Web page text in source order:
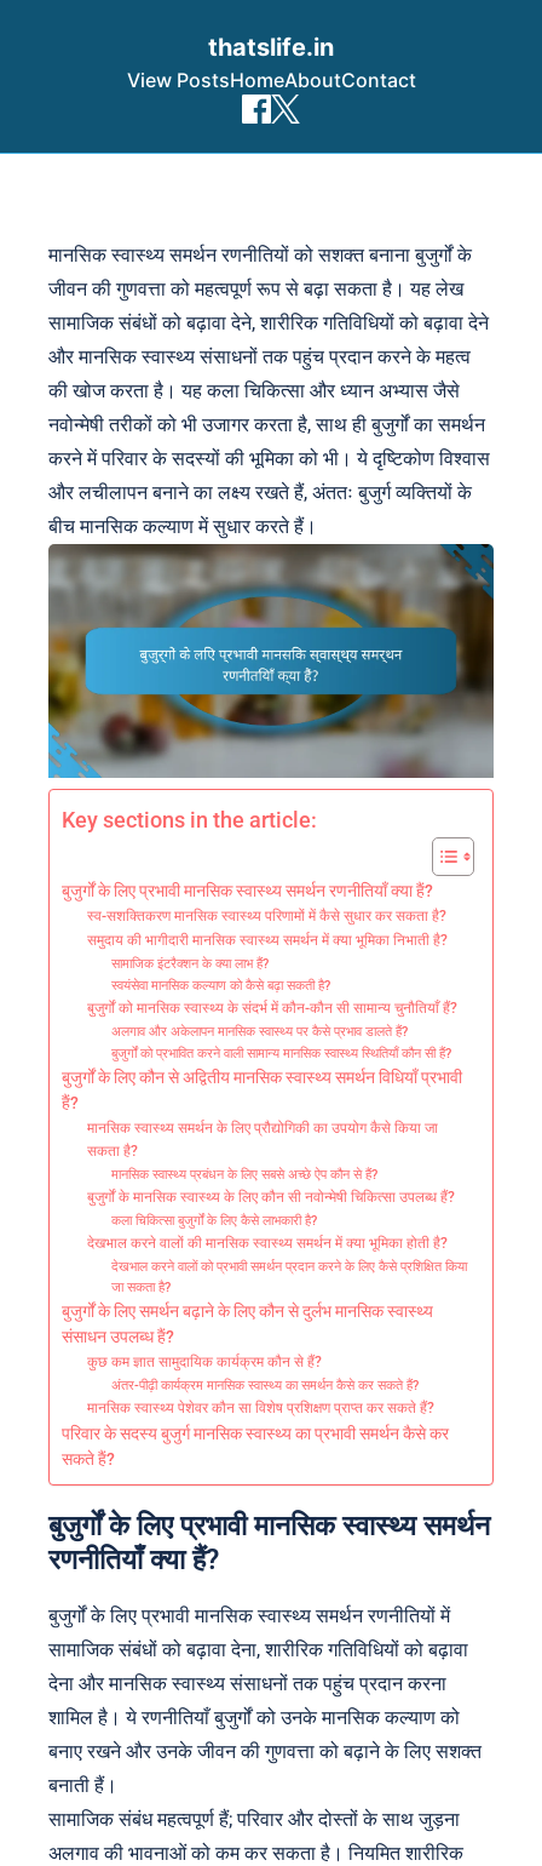
thatslife.in
View PostsHomeAboutContact
मानसिक स्वास्थ्य समर्थन रणनीतियों को सशक्त बनाना बुजुर्गों के
जीवन की गुणवत्ता को महत्वपूर्ण रूप से बढ़ा सकता है। यह लेख
सामाजिक संबंधों को बढ़ावा देने, शारीरिक गतिविधियों को बढ़ावा देने
और मानसिक स्वास्थ्य संसाधनों तक पहुंच प्रदान करने के महत्व
की खोज करता है। यह कला चिकित्सा और ध्यान अभ्यास जैसे
नवोन्मेषी तरीकों को भी उजागर करता है, साथ ही बुजुर्गों का समर्थन
करने में परिवार के सदस्यों की भूमिका को भी। ये दृष्टिकोण विश्वास
और लचीलापन बनाने का लक्ष्य रखते हैं, अंततः बुजुर्ग व्यक्तियों के
बीच मानसिक कल्याण में सुधार करते हैं।
Key sections in the article:
बुजुर्गों के लिए प्रभावी मानसिक स्वास्थ्य समर्थन रणनीतियाँ क्या हैं?
स्व-सशक्तिकरण मानसिक स्वास्थ्य परिणामों में कैसे सुधार कर सकता है?
समुदाय की भागीदारी मानसिक स्वास्थ्य समर्थन में क्या भूमिका निभाती है?
सामाजिक इंटरैक्शन के क्या लाभ हैं?
स्वयंसेवा मानसिक कल्याण को कैसे बढ़ा सकती है?
बुजुर्गों को मानसिक स्वास्थ्य के संदर्भ में कौन-कौन सी सामान्य चुनौतियाँ हैं?
अलगाव और अकेलापन मानसिक स्वास्थ्य पर कैसे प्रभाव डालते हैं?
बुजुर्गों को प्रभावित करने वाली सामान्य मानसिक स्वास्थ्य स्थितियाँ कौन सी हैं?
बुजुर्गों के लिए कौन से अद्वितीय मानसिक स्वास्थ्य समर्थन विधियाँ प्रभावी
हैं?
मानसिक स्वास्थ्य समर्थन के लिए प्रौद्योगिकी का उपयोग कैसे किया जा
सकता है?
मानसिक स्वास्थ्य प्रबंधन के लिए सबसे अच्छे ऐप कौन से हैं?
बुजुर्गों के मानसिक स्वास्थ्य के लिए कौन सी नवोन्मेषी चिकित्सा उपलब्ध हैं?
कला चिकित्सा बुजुर्गों के लिए कैसे लाभकारी है?
देखभाल करने वालों की मानसिक स्वास्थ्य समर्थन में क्या भूमिका होती है?
देखभाल करने वालों को प्रभावी समर्थन प्रदान करने के लिए कैसे प्रशिक्षित किया
जा सकता है?
बुजुर्गों के लिए समर्थन बढ़ाने के लिए कौन से दुर्लभ मानसिक स्वास्थ्य
संसाधन उपलब्ध हैं?
कुछ कम ज्ञात सामुदायिक कार्यक्रम कौन से हैं?
अंतर-पीढ़ी कार्यक्रम मानसिक स्वास्थ्य का समर्थन कैसे कर सकते हैं?
मानसिक स्वास्थ्य पेशेवर कौन सा विशेष प्रशिक्षण प्राप्त कर सकते हैं?
परिवार के सदस्य बुजुर्ग मानसिक स्वास्थ्य का प्रभावी समर्थन कैसे कर
सकते हैं?
बुजुर्गों के लिए प्रभावी मानसिक स्वास्थ्य समर्थन
रणनीतियाँ क्या हैं?
बुजुर्गों के लिए प्रभावी मानसिक स्वास्थ्य समर्थन रणनीतियों में
सामाजिक संबंधों को बढ़ावा देना, शारीरिक गतिविधियों को बढ़ावा
देना और मानसिक स्वास्थ्य संसाधनों तक पहुंच प्रदान करना
शामिल है। ये रणनीतियाँ बुजुर्गों को उनके मानसिक कल्याण को
बनाए रखने और उनके जीवन की गुणवत्ता को बढ़ाने के लिए सशक्त
बनाती हैं।
सामाजिक संबंध महत्वपूर्ण हैं; परिवार और दोस्तों के साथ जुड़ना
अलगाव की भावनाओं को कम कर सकता है। नियमित शारीरिक